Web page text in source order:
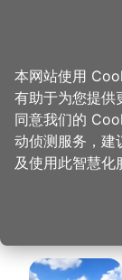
首页 > 想去的地方 >
清真
周边
本网站使用
有助于为您提供
同意我们的
动侦测服务，建
及使用此智慧化